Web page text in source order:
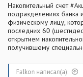
Накопительный счет
подразделениях банка
физическому лицу,
последних 60
открытием
получившему
Falkon написал(а):